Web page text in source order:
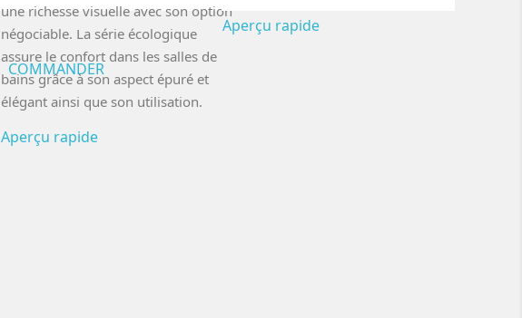
une richesse visuelle avec son option
négociable. La série écologique
assure le confort dans les salles de
bains grâce à son aspect épuré et
élégant ainsi que son utilisation.
COMMANDER
Aperçu rapide
Aperçu rapide